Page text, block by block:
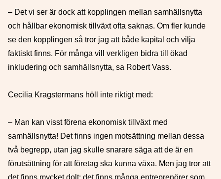
– Det vi ser är dock att kopplingen mellan samhällsnytta
och hållbar ekonomisk tillväxt ofta saknas. Om fler kunde
se den kopplingen så tror jag att både kapital och vilja
faktiskt finns. För många vill verkligen bidra till ökad
inkludering och samhällsnytta, sa Robert Vass.
Cecilia Kragstermans höll inte riktigt med:
– Man kan visst förena ekonomisk tillväxt med
samhällsnytta! Det finns ingen motsättning mellan dessa
två begrepp, utan jag skulle snarare säga att de är en
förutsättning för att företag ska kunna växa. Men jag tror att
det finns mycket dolt; det finns många entreprenörer som